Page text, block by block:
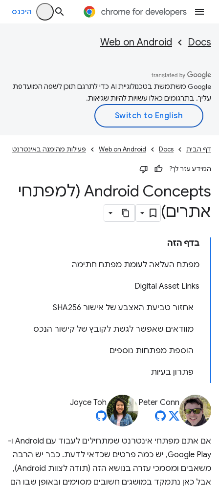
היכנס
Docs
Web on Android
‫Google משתמשת בטכנולוגיית AI כדי לתרגם תוכן לשפה המועדפת
עליך. בתרגומים כאלו עשויות להיות שגיאות.
דף הבית Docs
Web on Android פעילות מהימנה באינטרנט
המידע עזר לך?
Android Concepts (למפתחי
אתרים)
בדף הזה
מפתח העלאה לעומת מפתח חתימה
Digital Asset Links
אחזור טביעת האצבע של אישור SHA256
מוודאים שאפשר לגשת לקובץ של קישור הנכס
הוספת מפתחות נוספים
פתרון בעיות
Peter Conn
Joyce Toh
אם אתם מפתחי אינטרנט שמתחילים לעבוד עם Android ו-
Google Play, יש כמה פרטים שכדאי לדעת. כבר יש הרבה
משאבים ומסמכי עזרה בנושא הזה (תודה לצוות Android),
אבל כאן נתמקד במושגים חשובים מסוימים ובאופן שבו הם